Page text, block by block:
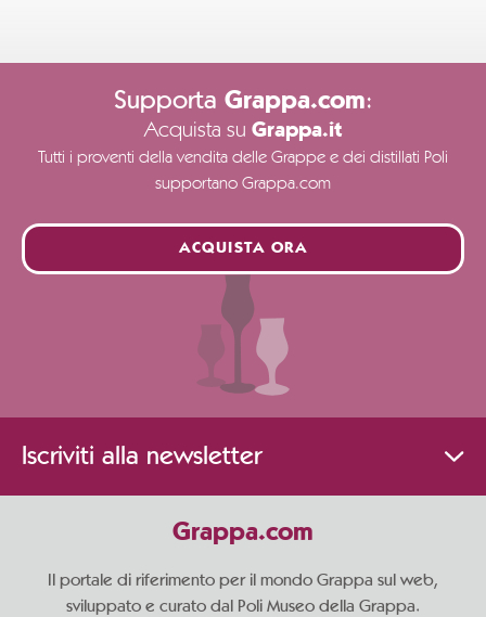
Supporta Grappa.com:
Acquista su Grappa.it
Tutti i proventi della vendita delle Grappe e dei distillati Poli
supportano Grappa.com
ACQUISTA ORA
Iscriviti alla newsletter
Grappa.com
Il portale di riferimento per il mondo Grappa sul web,
sviluppato e curato dal Poli Museo della Grappa.